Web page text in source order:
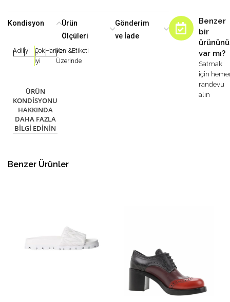
Kondisyon
|Adil|İyi |Çok
İyi
|Harika
|Yeni&Etiketi
Üzerinde
ÜRÜN
KONDISYONU
HAKKINDA
DAHA FAZLA
BILGI EDININ
Ürün
Ölçüleri
Gönderim
ve İade
Benzer
bir
var mı?
Satmak
için
randevu
alın
Benzer Ürünler